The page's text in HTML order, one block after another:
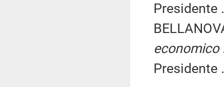
Presidente
economico
Presidente